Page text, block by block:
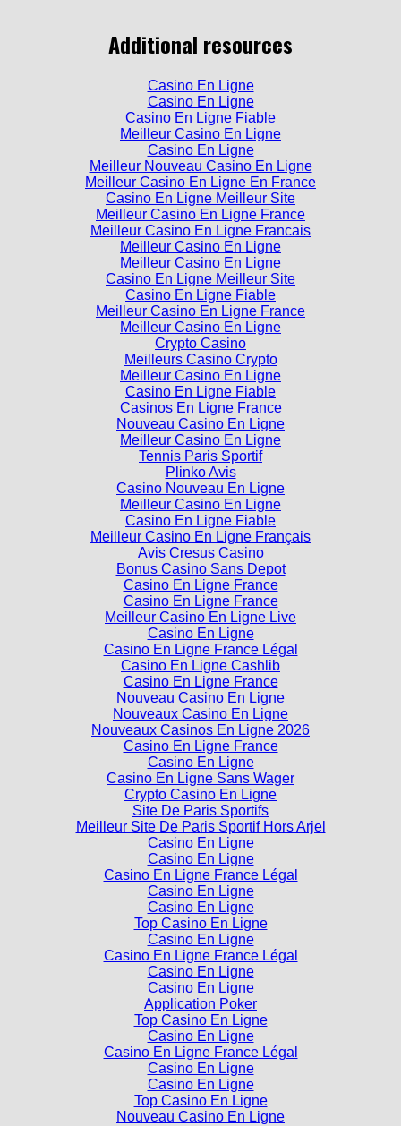
Additional resources
Casino En Ligne
Casino En Ligne
Casino En Ligne Fiable
Meilleur Casino En Ligne
Casino En Ligne
Meilleur Nouveau Casino En Ligne
Meilleur Casino En Ligne En France
Casino En Ligne Meilleur Site
Meilleur Casino En Ligne France
Meilleur Casino En Ligne Francais
Meilleur Casino En Ligne
Meilleur Casino En Ligne
Casino En Ligne Meilleur Site
Casino En Ligne Fiable
Meilleur Casino En Ligne France
Meilleur Casino En Ligne
Crypto Casino
Meilleurs Casino Crypto
Meilleur Casino En Ligne
Casino En Ligne Fiable
Casinos En Ligne France
Nouveau Casino En Ligne
Meilleur Casino En Ligne
Tennis Paris Sportif
Plinko Avis
Casino Nouveau En Ligne
Meilleur Casino En Ligne
Casino En Ligne Fiable
Meilleur Casino En Ligne Français
Avis Cresus Casino
Bonus Casino Sans Depot
Casino En Ligne France
Casino En Ligne France
Meilleur Casino En Ligne Live
Casino En Ligne
Casino En Ligne France Légal
Casino En Ligne Cashlib
Casino En Ligne France
Nouveau Casino En Ligne
Nouveaux Casino En Ligne
Nouveaux Casinos En Ligne 2026
Casino En Ligne France
Casino En Ligne
Casino En Ligne Sans Wager
Crypto Casino En Ligne
Site De Paris Sportifs
Meilleur Site De Paris Sportif Hors Arjel
Casino En Ligne
Casino En Ligne
Casino En Ligne France Légal
Casino En Ligne
Casino En Ligne
Top Casino En Ligne
Casino En Ligne
Casino En Ligne France Légal
Casino En Ligne
Casino En Ligne
Application Poker
Top Casino En Ligne
Casino En Ligne
Casino En Ligne France Légal
Casino En Ligne
Casino En Ligne
Top Casino En Ligne
Nouveau Casino En Ligne